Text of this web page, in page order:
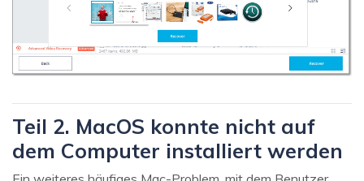
Teil 2. MacOS konnte nicht auf
dem Computer installiert werden